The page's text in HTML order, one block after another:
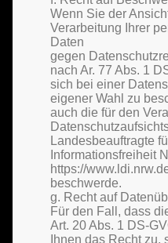
Wenn Sie der
Verarbeitung Ihrer
Daten
gegen
nach Ar. 77 Abs. 1
sich bei einer
eigener Wahl zu
auch die für den
Landesbeauftragte
Informationsfreiheit
https://
beschwerde.
g. Recht auf
Für den Fall, dass
Art. 20 Abs. 1 DS-
Ihnen das Recht